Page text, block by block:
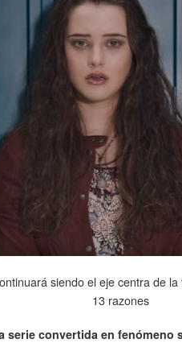
siendo el eje centra de
13 razones
serie convertida en fenómeno